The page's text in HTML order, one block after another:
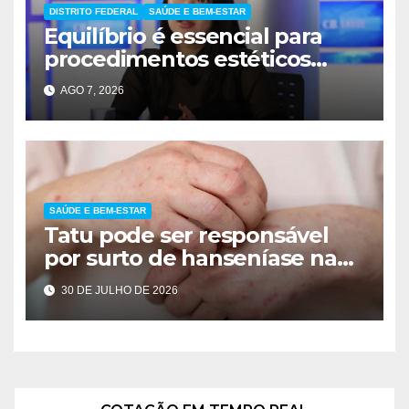
DISTRITO FEDERAL SAÚDE E BEM-ESTAR
Equilíbrio é essencial para
procedimentos estéticos
seguros
AGO 7, 2026
SAÚDE E BEM-ESTAR
Tatu pode ser responsável
por surto de hanseníase na
Flórida
30 DE JULHO DE 2026